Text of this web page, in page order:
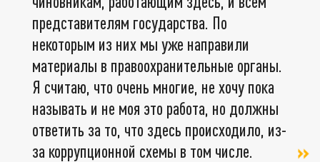
представителям государства. По
некоторым из них мы уже направили
материалы в правоохранительные органы.
Я считаю, что очень многие, не хочу пока
называть и не моя это работа, но должны
ответить за то, что здесь происходило, из-
за коррупционной схемы в том числе.